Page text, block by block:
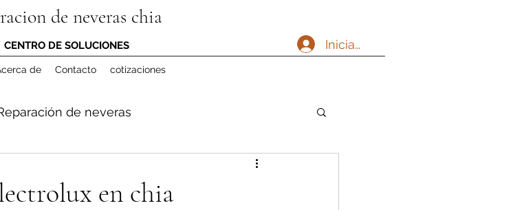
de neveras chia
CENTRO DE SOLUCIONES Iniciar sesión
de Contacto cotizaciones
de neveras
en chia